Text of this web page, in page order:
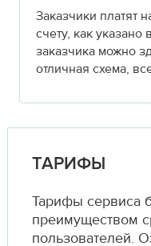
Заказчики платят
счету, как
заказчика можно
отличная схема,
ТАРИФЫ
Тарифы сервиса
преимуществом
пользователей.